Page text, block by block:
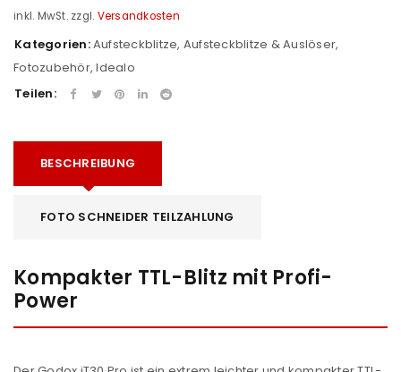
inkl. MwSt. zzgl. Versandkosten
Kategorien:Aufsteckblitze, Aufsteckblitze & Auslöser,
Fotozubehör,Idealo
Teilen:
BESCHREIBUNG
FOTO SCHNEIDER TEILZAHLUNG
Kompakter TTL-Blitz mit Profi-
Power